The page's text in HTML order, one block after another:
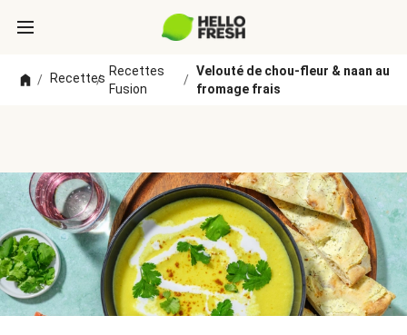
/ Recettes
/
Recettes
Fusion
/
Velouté de chou-fleur & naan au
fromage frais